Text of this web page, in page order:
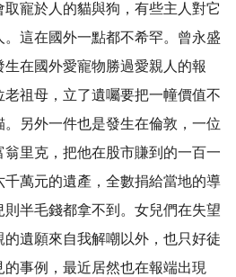
寵於人的貓與狗，有些主人對它
這在國外一點都不希罕。曾永盛
在國外愛寵物勝過愛親人的報
祖母，立了遺囑要把一幢價值不
另外一件也是發生在倫敦，一位
里克，把他在股市賺到的一百一
萬元的遺產，全數捐給當地的導
則半毛錢都拿不到。女兒們在失望
遺願來自我解嘲以外，也只好徒
事例，最近居然也在報端出現